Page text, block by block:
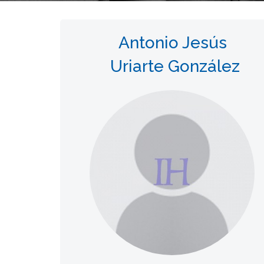
Antonio Jesús
Uriarte González